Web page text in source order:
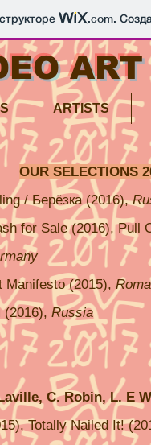
.com.
ARTISTS
OUR SELECTIONS
/ Берёзка (2016),
for Sale (2016), Pull
Manifesto (2015),
Russia
C. Robin, L. E
Totally Nailed It!